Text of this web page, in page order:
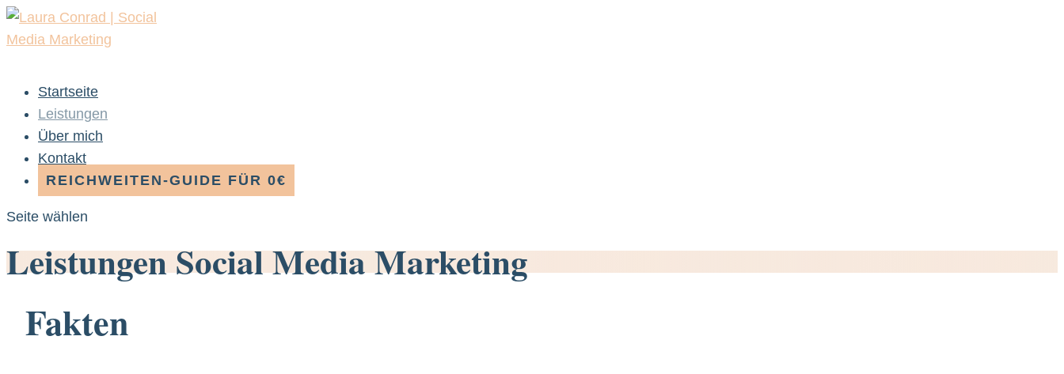
Startseite
Leistungen
Über mich
Kontakt
REICHWEITEN-GUIDE FÜR 0€
Seite wählen
Leistungen Social Media Marketing
Fakten